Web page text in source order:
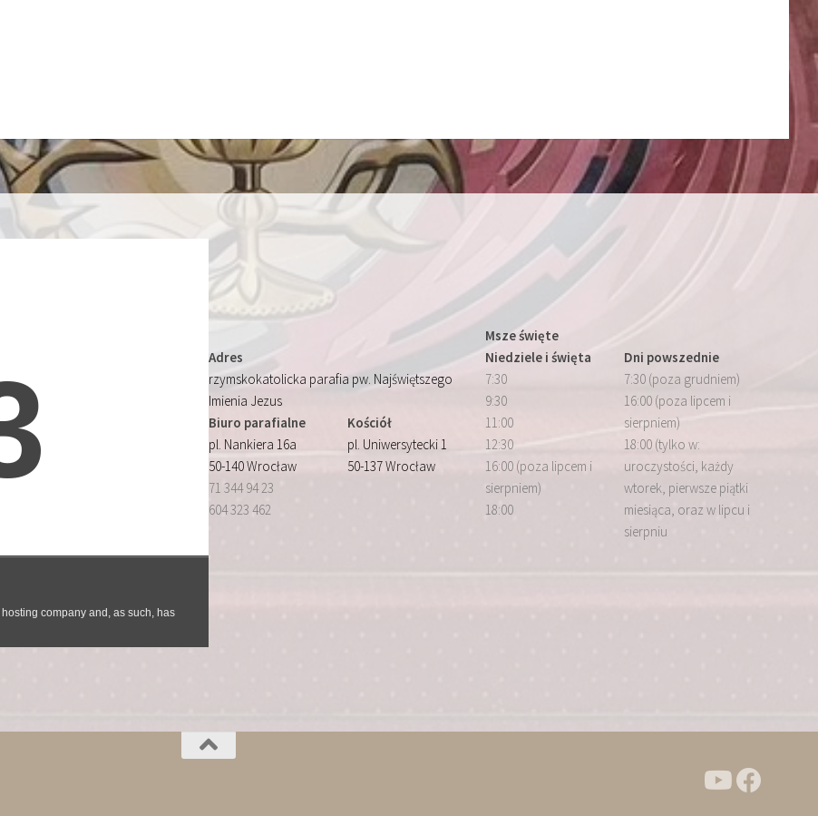
Adres
rzymskokatolicka parafia pw. Najświętszego
Imienia Jezus
Biuro parafialne
pl. Nankiera 16a
50-140 Wrocław
71 344 94 23
604 323 462
Kościół
pl. Uniwersytecki 1
50-137 Wrocław
Msze święte
Niedziele i święta
7:30
9:30
11:00
12:30
16:00 (poza lipcem i
sierpniem)
18:00
Dni powszednie
7:30 (poza grudniem)
16:00 (poza lipcem i
sierpniem)
18:00 (tylko w:
uroczystości, każdy
wtorek, pierwsze piątki
miesiąca, oraz w lipcu i
sierpniu